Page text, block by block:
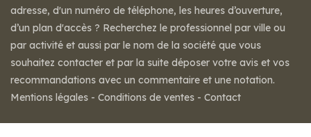
adresse, d'un numéro de téléphone, les heures d’ouverture,
d’un plan d'accès ? Recherchez le professionnel par ville ou
par activité et aussi par le nom de la société que vous
souhaitez contacter et par la suite déposer votre avis et vos
recommandations avec un commentaire et une notation.
Mentions légales - Conditions de ventes - Contact